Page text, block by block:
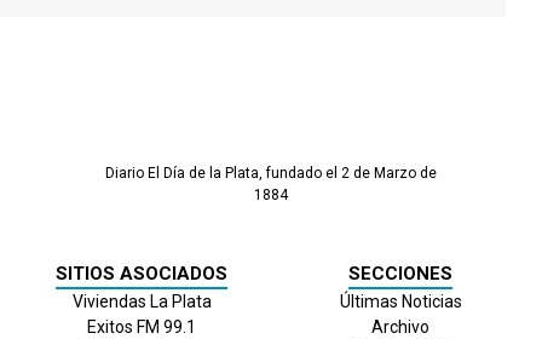
Diario El Día de la Plata, fundado el 2 de Marzo de
1884
SITIOS ASOCIADOS
Viviendas La Plata
Exitos FM 99.1
SECCIONES
Últimas Noticias
Archivo